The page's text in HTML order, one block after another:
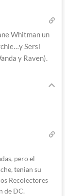
Whitman un
Sersi
y Raven).
pero el
tenian su
Recolectores
de DC.